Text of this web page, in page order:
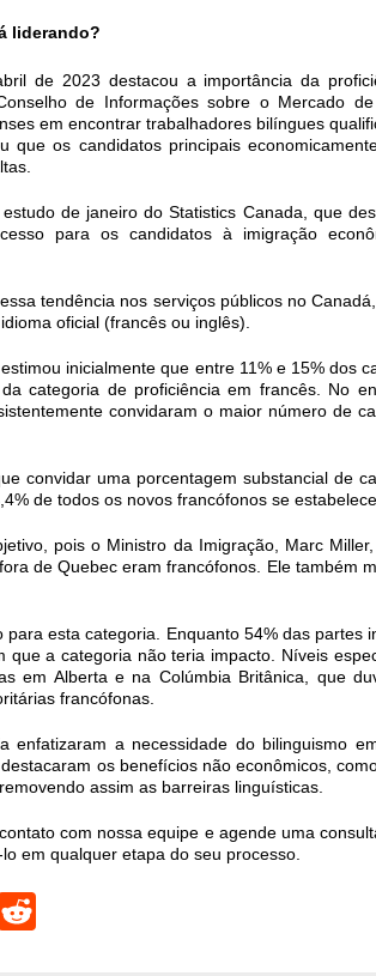
liderando?
de 2023 destacou a importância da
de Informações sobre o Mercado
em encontrar trabalhadores bilíngues
que os candidatos principais
de janeiro do Statistics Canada, que
para os candidatos à imigração
tendência nos serviços públicos no
oficial (francês ou inglês).
inicialmente que entre 11% e 15% dos
categoria de proficiência em francês. No
convidaram o maior número de
convidar uma porcentagem substancial de
de todos os novos francófonos se
pois o Ministro da Imigração, Marc
de Quebec eram francófonos. Ele também
esta categoria. Enquanto 54% das partes
que a categoria não teria impacto. Níveis
em Alberta e na Colúmbia Britânica, que
francófonas.
enfatizaram a necessidade do bilinguismo
os benefícios não econômicos,
assim as barreiras linguísticas.
com nossa equipe e agende uma
em qualquer etapa do seu processo.